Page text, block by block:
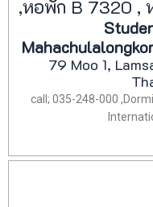
,หอพัก B 7320 ,
79 Moo 1,
call; 035-248-000